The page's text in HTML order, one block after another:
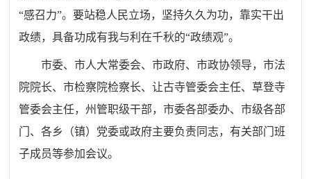
“感召力”。要站稳人民立场，坚持久久为功，靠实干出
政绩，具备功成有我与利在千秋的“政绩观”。
市委、市人大常委会、市政府、市政协领导，市法
院院长、市检察院检察长、让古寺管委会主任、草登寺
管委会主任，州管职级干部，市委各部委办、市级各部
门、各乡（镇）党委或政府主要负责同志，有关部门班
子成员等参加会议。